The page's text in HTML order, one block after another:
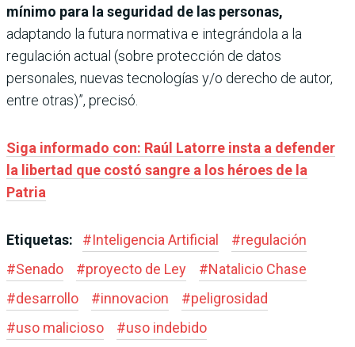
mínimo para la seguridad de las personas,
adaptando la futura normativa e integrándola a la
regulación actual (sobre protección de datos
personales, nuevas tecnologías y/o derecho de autor,
entre otras)”, precisó.
Siga informado con: Raúl Latorre insta a defender
la libertad que costó sangre a los héroes de la
Patria
Etiquetas: #Inteligencia Artificial #regulación
#Senado #proyecto de Ley #Natalicio Chase
#desarrollo #innovacion #peligrosidad
#uso malicioso #uso indebido